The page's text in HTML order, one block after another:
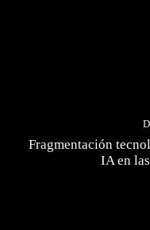
Fragmentación
IA en